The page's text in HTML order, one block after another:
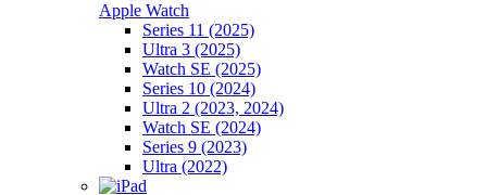
Apple Watch
Series 11 (2025)
Ultra 3 (2025)
Watch SE (2025)
Series 10 (2024)
Ultra 2 (2023, 2024)
Watch SE (2024)
Series 9 (2023)
Ultra (2022)